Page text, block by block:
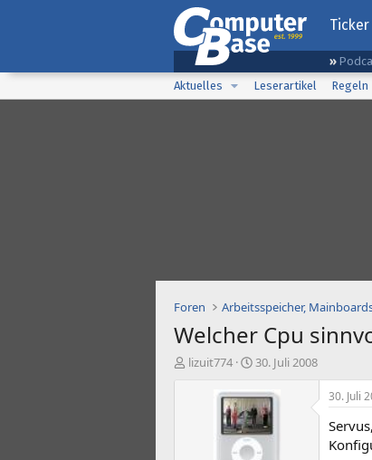
Ticker
Aktuelles
Leserartikel Regeln
Foren Arbeitsspeicher,
Welcher Cpu
E
lizuit774
E
s
t
e
l
30. Juli 2008
30. Juli